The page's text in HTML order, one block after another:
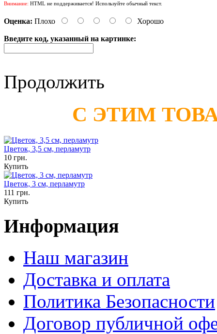
Внимание: HTML не поддерживается! Используйте обычный текст.
Оценка: Плохо Хорошо
Введите код, указанный на картинке:
Продолжить
С ЭТИМ
Цветок, 3,5 см, перламутр
10 грн.
Купить
Цветок, 3 см, перламутр
111 грн.
Купить
Информация
Наш магазин
Доставка и оплата
Политика Безопасности
Договор публичной